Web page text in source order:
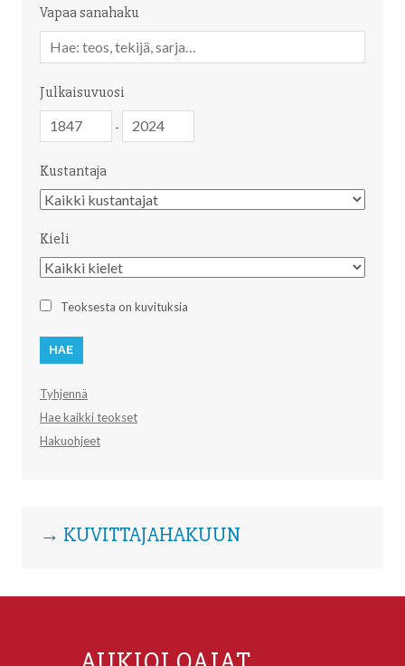
Vapaa sanahaku
sanahaku
Julkaisuvuosi
-
Kustantaja
Kustantaja
Kieli
Kieli
Teoksesta on kuvituksia
Tyhjennä
Hae kaikki teokset
Hakuohjeet
→ KUVITTAJAHAKUUN